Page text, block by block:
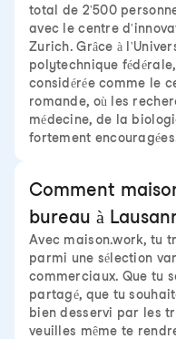
total de 2'500
avec le centre
Zurich. Grâce à
polytechnique
considérée comme le
romande, où les
médecine, de la
fortement
Comment
bureau à
Avec maison.work, tu
parmi une sélection
commerciaux. Que tu
partagé, que tu
bien desservi par les
veuilles même te